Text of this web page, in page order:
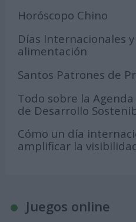
Horóscopo Chino
Días Internacionales
alimentación
Santos Patrones de
Todo sobre la
de Desarrollo
Cómo un día
amplificar la
Juegos online